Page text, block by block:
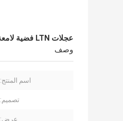
عجلات LTN فضية لامعة روتيفورم
وصف
اسم المنتج:
تصميم:
عرض: